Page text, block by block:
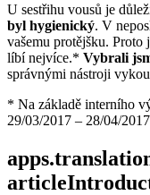
U sestřihu vousů je
byl hygienický. V
vašemu protějšku. Proto
líbí nejvíce.* Vybrali
správnými nástroji
* Na základě interního
29/03/2017 – 28/04/